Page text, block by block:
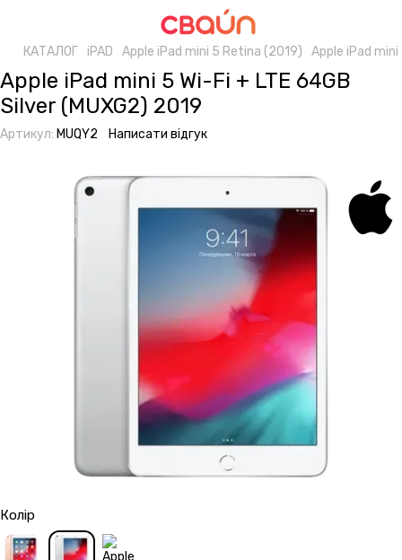
КАТАЛОГ iPAD Apple iPad mini 5 Retina (2019) Apple iPad mini
Apple iPad mini 5 Wi-Fi + LTE 64GB
Silver (MUXG2) 2019
Артикул: MUQY2 Написати відгук
Колір